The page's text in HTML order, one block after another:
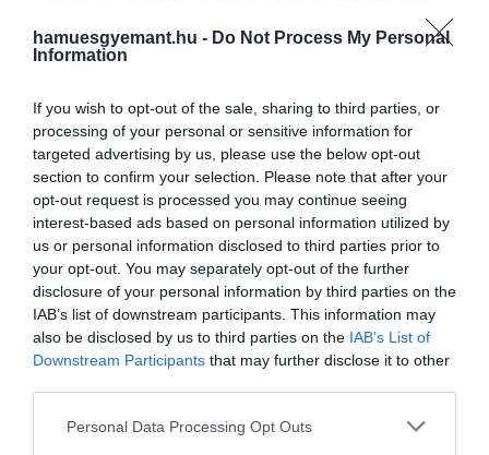
hamuesgyemant.hu - Do Not Process My Personal
Information
If you wish to opt-out of the sale, sharing to third parties, or
processing of your personal or sensitive information for
targeted advertising by us, please use the below opt-out
section to confirm your selection. Please note that after your
opt-out request is processed you may continue seeing
interest-based ads based on personal information utilized by
us or personal information disclosed to third parties prior to
your opt-out. You may separately opt-out of the further
disclosure of your personal information by third parties on the
IAB’s list of downstream participants. This information may
also be disclosed by us to third parties on the IAB’s List of
Downstream Participants that may further disclose it to other
Please note that this website/app uses one or more Google
Personal Data Processing Opt Outs
ezek az apró változtatások kevésbé látszódnak.
Ebben az esetben a szín lehet az, ami némileg
hagyományos kék vagy zöld helyett.
A szépségiparban különösen gyönyörű színeket
találunk a női munkaruházat terén, ahol fontos az is,
hogy a szalon színeit, dizájnját kövesse, azokkal
egyensúlyban legyen a munkaruházat is.
Mennyire követik a női munkaruhák a
divatot?
A munkaruhák elsődleges feladata a biztonság és a
esetén a hő-, illetve lángállóságra, vagy a faipari